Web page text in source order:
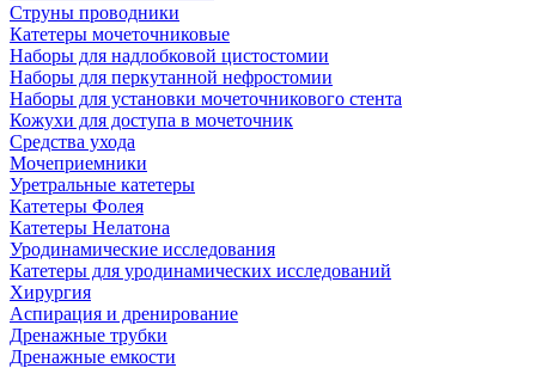
Струны проводники
Катетеры мочеточниковые
Наборы для надлобковой цистостомии
Наборы для перкутанной нефростомии
Наборы для установки мочеточникового стента
Кожухи для доступа в мочеточник
Средства ухода
Мочеприемники
Уретральные катетеры
Катетеры Фолея
Катетеры Нелатона
Уродинамические исследования
Катетеры для уродинамических исследований
Хирургия
Аспирация и дренирование
Дренажные трубки
Дренажные емкости